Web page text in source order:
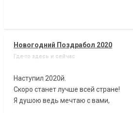
Новогодний Поздрабол 2020
Где-то здесь и сейчас
Наступил 2020й.
Скоро станет лучше всей стране!
Я душою ведь мечтаю с вами,